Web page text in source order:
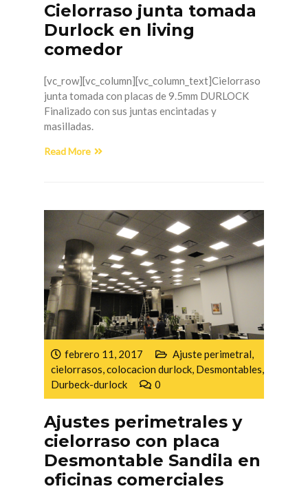
Cielorraso junta tomada
Durlock en living
comedor
[vc_row][vc_column][vc_column_text]Cielorraso
junta tomada con placas de 9.5mm DURLOCK
Finalizado con sus juntas encintadas y
masilladas.
Read More
febrero 11, 2017 Ajuste perimetral,
cielorrasos,colocacion durlock, Desmontables,
Durbeck-durlock
0
Ajustes perimetrales y
cielorraso con placa
Desmontable Sandila en
oficinas comerciales